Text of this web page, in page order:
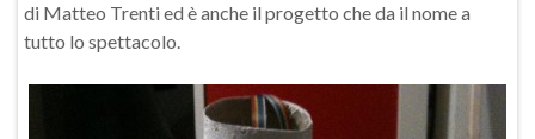
di Matteo Trenti ed è anche il progetto che da il nome a
tutto lo spettacolo.